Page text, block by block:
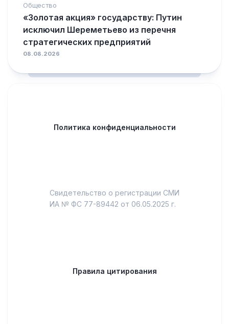
Общество
«Золотая акция» государству: Путин
исключил Шереметьево из перечня
стратегических предприятий
08.08.2026
Политика конфиденциальности
Свидетельство о регистрации СМИ
ИА № ФС 77-89442 от 06.05.2025 г.
Правила цитирования